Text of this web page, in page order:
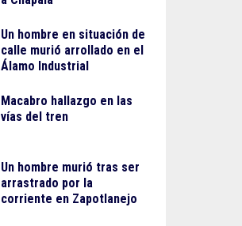
Un hombre en situación de
calle murió arrollado en el
Álamo Industrial
Macabro hallazgo en las
vías del tren
Un hombre murió tras ser
arrastrado por la
corriente en Zapotlanejo